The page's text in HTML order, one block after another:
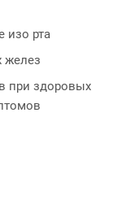
изо рта
желез
при здоровых